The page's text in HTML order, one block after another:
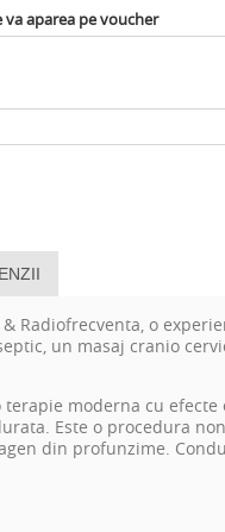
va aparea pe voucher
Radiofrecventa, o
un masaj cranio
terapie moderna cu
Este o procedura
din profunzime.